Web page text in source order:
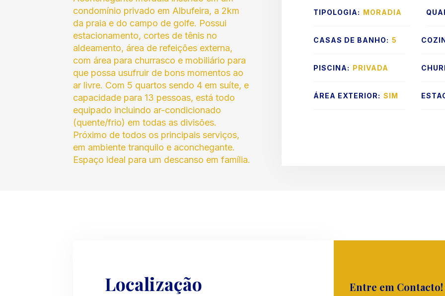
condomínio privado em Albufeira, a 2km
da praia e do campo de golfe. Possui
estacionamento, cortes de tênis no
aldeamento, área de refeições externa,
com área para churrasco e mobiliário para
que possa usufruir de bons momentos ao
ar livre. Com 5 quartos sendo 4 em suíte, e
capacidade para 13 pessoas, está todo
equipado incluindo ar-condicionado
(quente/frio) em todas as divisões.
Próximo de todos os principais serviços,
em ambiente tranquilo e aconchegante.
Espaço ideal para um descanso em família.
TIPOLOGIA: MORADIA
CASAS DE BANHO: 5
PISCINA: PRIVADA
ÁREA EXTERIOR: SIM
Localização Entre em Contacto!